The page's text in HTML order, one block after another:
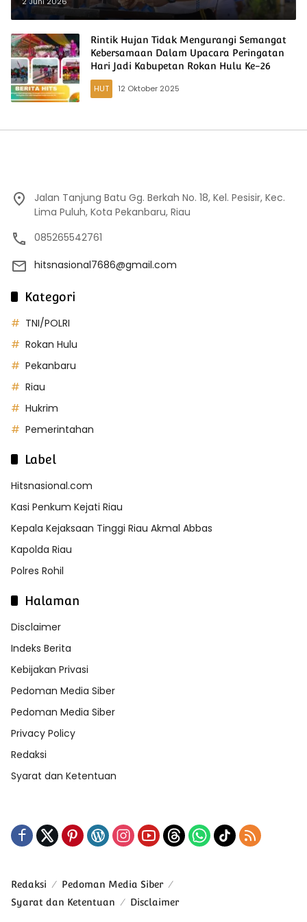
Rintik Hujan Tidak Mengurangi Semangat
Kebersamaan Dalam Upacara Peringatan
Hari Jadi Kabupetan Rokan Hulu Ke-26
HUT 12 Oktober 2025
Jalan Tanjung Batu Gg. Berkah No. 18, Kel. Pesisir, Kec.
Lima Puluh, Kota Pekanbaru, Riau
085265542761
hitsnasional7686@gmail.com
Kategori
TNI/POLRI
Rokan Hulu
Pekanbaru
Riau
Hukrim
Pemerintahan
Label
Hitsnasional.com
Kasi Penkum Kejati Riau
Kepala Kejaksaan Tinggi Riau Akmal Abbas
Kapolda Riau
Polres Rohil
Halaman
Disclaimer
Indeks Berita
Kebijakan Privasi
Pedoman Media Siber
Pedoman Media Siber
Privacy Policy
Redaksi
Syarat dan Ketentuan
Redaksi
Pedoman Media Siber
Syarat dan Ketentuan
Disclaimer